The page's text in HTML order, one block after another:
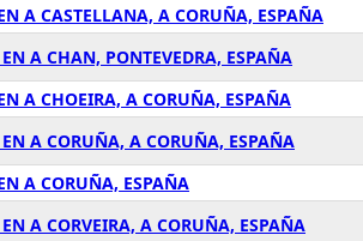
A CASTELLANA, A CORUÑA, ESPAÑA
A CHAN, PONTEVEDRA, ESPAÑA
A CHOEIRA, A CORUÑA, ESPAÑA
A CORUÑA, A CORUÑA, ESPAÑA
A CORUÑA, ESPAÑA
A CORVEIRA, A CORUÑA, ESPAÑA